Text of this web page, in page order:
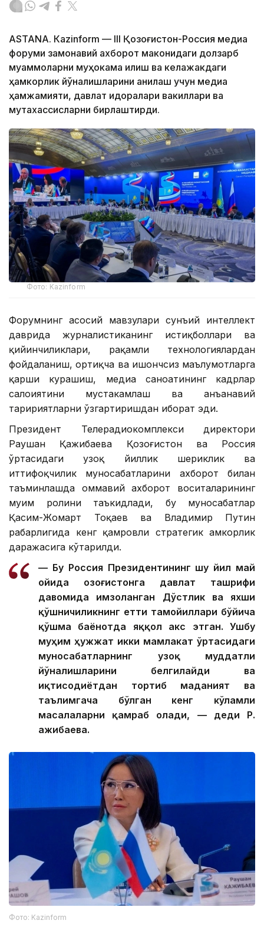
ASTANА. Кazinform — III Қозоғистон-Россия медиа
форуми замонавий ахборот маконидаги долзарб
муаммоларни муҳокама қилиш ва келажакдаги
ҳамкорлик йўналишларини аниқлаш учун медиа
ҳамжамияти, давлат идоралари вакиллари ва
мутахассисларни бирлаштирди.
Фото: Kazinform
Форумнинг асосий мавзулари сунъий интеллект
даврида журналистиканинг истиқболлари ва
қийинчиликлари, рақамли технологиялардан
фойдаланиш, ортиқча ва ишончсиз маълумотларга
қарши курашиш, медиа саноатининг кадрлар
салоҳиятини мустаҳкамлаш ва анъанавий
таҳририятларни ўзгартиришдан иборат эди.
Президент Телерадиокомплекси директори
Раушан Қажибаева Қозоғистон ва Россия
ўртасидаги узоқ йиллик шериклик ва
иттифоқчилик муносабатларини ахборот билан
таъминлашда оммавий ахборот воситаларининг
муҳим ролини таъкидлади, бу муносабатлар
Қасим-Жомарт Тоқаев ва Владимир Путин
раҳбарлигида кенг қамровли стратегик ҳамкорлик
даражасига кўтарилди.
— Бу Россия Президентининг шу йил май
ойида Қозоғистонга давлат ташрифи
давомида имзоланган Дўстлик ва яхши
қўшничиликнинг етти тамойиллари бўйича
қўшма баёнотда яққол акс этган. Ушбу
муҳим ҳужжат икки мамлакат ўртасидаги
муносабатларнинг узоқ муддатли
йўналишларини белгилайди ва
иқтисодиётдан тортиб маданият ва
таълимгача бўлган кенг кўламли
масалаларни қамраб олади, — деди Р.
Қажибаева.
Фото: Kazinform